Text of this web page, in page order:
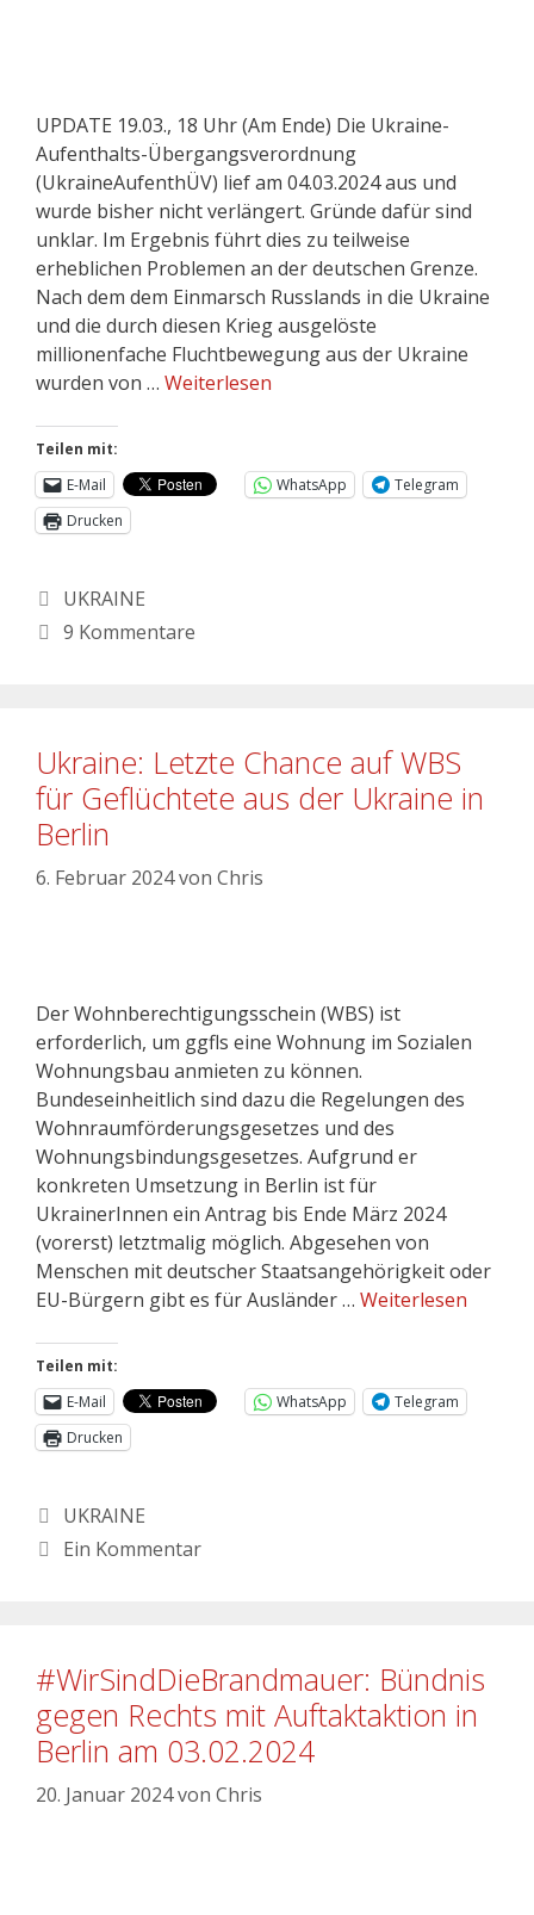
UPDATE 19.03., 18 Uhr (Am Ende) Die Ukraine-
Aufenthalts-Übergangsverordnung
(UkraineAufenthÜV) lief am 04.03.2024 aus und
wurde bisher nicht verlängert. Gründe dafür sind
unklar. Im Ergebnis führt dies zu teilweise
erheblichen Problemen an der deutschen Grenze.
Nach dem dem Einmarsch Russlands in die Ukraine
und die durch diesen Krieg ausgelöste
millionenfache Fluchtbewegung aus der Ukraine
wurden von … Weiterlesen
Teilen mit:
E-Mail
WhatsApp
Telegram
Drucken
UKRAINE
9 Kommentare
Ukraine: Letzte Chance auf WBS
für Geflüchtete aus der Ukraine in
Berlin
6. Februar 2024von Chris
Der Wohnberechtigungsschein (WBS) ist
erforderlich, um ggfls eine Wohnung im Sozialen
Wohnungsbau anmieten zu können.
Bundeseinheitlich sind dazu die Regelungen des
Wohnraumförderungsgesetzes und des
Wohnungsbindungsgesetzes. Aufgrund er
konkreten Umsetzung in Berlin ist für
UkrainerInnen ein Antrag bis Ende März 2024
(vorerst) letztmalig möglich. Abgesehen von
Menschen mit deutscher Staatsangehörigkeit oder
EU-Bürgern gibt es für Ausländer … Weiterlesen
Teilen mit:
E-Mail
WhatsApp
Telegram
Drucken
UKRAINE
Ein Kommentar
#WirSindDieBrandmauer: Bündnis
gegen Rechts mit Auftaktaktion in
Berlin am 03.02.2024
20. Januar 2024von Chris